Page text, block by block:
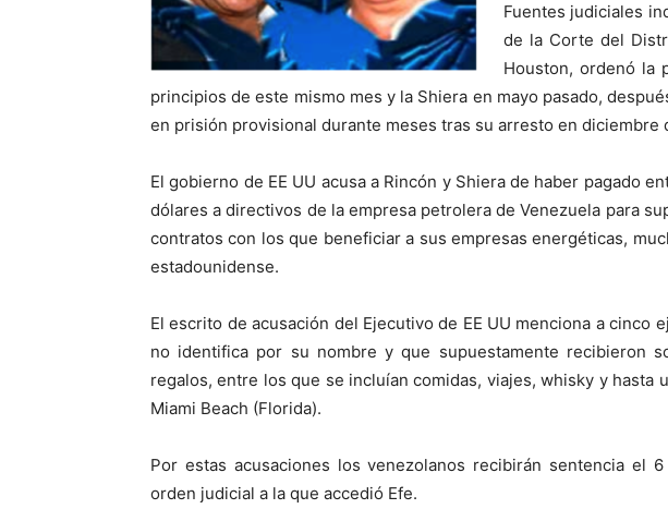
Fuentes judiciales
de la Corte del
Houston, ordenó la
principios de este mismo mes y la Shiera en mayo pasado,
en prisión provisional durante meses tras su arresto en diciembre
El gobierno de EE UU acusa a Rincón y Shiera de haber pagado
dólares a directivos de la empresa petrolera de Venezuela para
contratos con los que beneficiar a sus empresas energéticas,
estadounidense.
El escrito de acusación del Ejecutivo de EE UU menciona a cinco
no identifica por su nombre y que supuestamente recibieron
regalos, entre los que se incluían comidas, viajes, whisky y hasta
Miami Beach (Florida).
Por estas acusaciones los venezolanos recibirán sentencia el
orden judicial a la que accedió Efe.